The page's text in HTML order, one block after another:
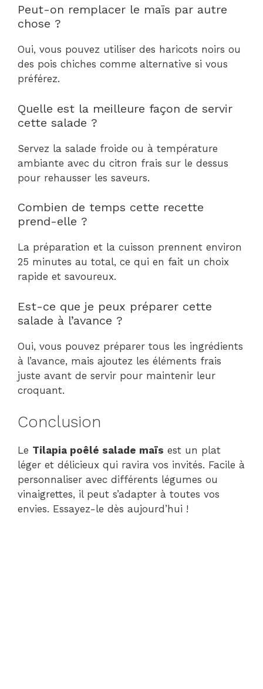
Peut-on remplacer le maïs par autre
chose ?
Oui, vous pouvez utiliser des haricots noirs ou
des pois chiches comme alternative si vous
préférez.
Quelle est la meilleure façon de servir
cette salade ?
Servez la salade froide ou à température
ambiante avec du citron frais sur le dessus
pour rehausser les saveurs.
Combien de temps cette recette
prend-elle ?
La préparation et la cuisson prennent environ
25 minutes au total, ce qui en fait un choix
rapide et savoureux.
Est-ce que je peux préparer cette
salade à l’avance ?
Oui, vous pouvez préparer tous les ingrédients
à l’avance, mais ajoutez les éléments frais
juste avant de servir pour maintenir leur
croquant.
Conclusion
Le Tilapia poêlé salade maïs est un plat
léger et délicieux qui ravira vos invités. Facile à
personnaliser avec différents légumes ou
vinaigrettes, il peut s’adapter à toutes vos
envies. Essayez-le dès aujourd’hui !